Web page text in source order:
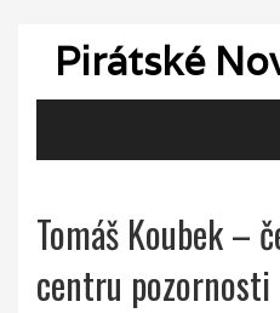
Pirátské
Tomáš Koubek –
centru pozornosti